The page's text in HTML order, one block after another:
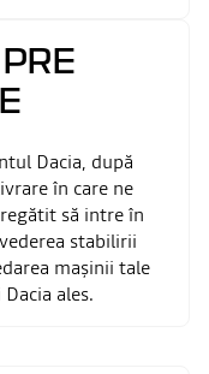
Dacia, după
în care ne
să intre în
stabilirii
mașinii tale
ales.